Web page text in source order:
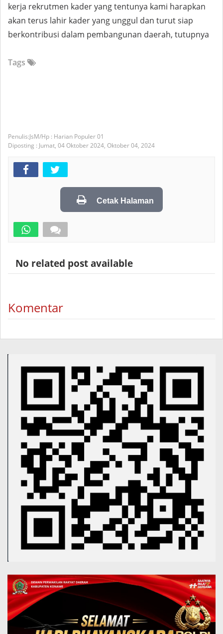
kerja rekrutmen kader yang tentunya kami harapkan
akan terus lahir kader yang unggul dan turut siap
berkontribusi dalam pembangunan daerah, tutupnya
Tags
JsM/Hp : Harian Populer 01
Diposting : Jumat, 04 Oktober 2024, Oktober 04, 2024
Cetak Halaman
No related post available
Komentar